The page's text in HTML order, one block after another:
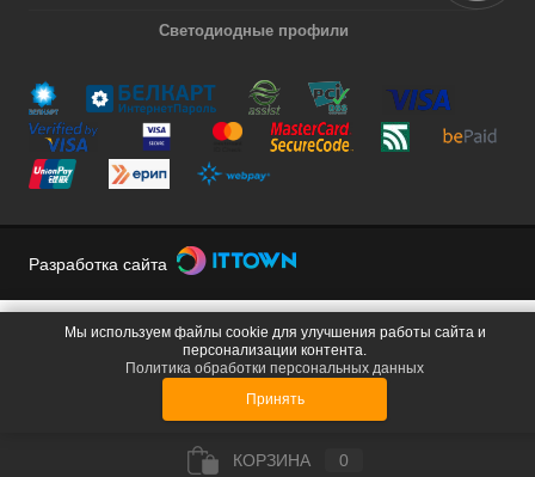
Светодиодные профили
Разработка сайта
КОРЗИНА 0
Мы используем файлы cookie для улучшения работы сайта и
персонализации контента.
Политика обработки персональных данных
Принять